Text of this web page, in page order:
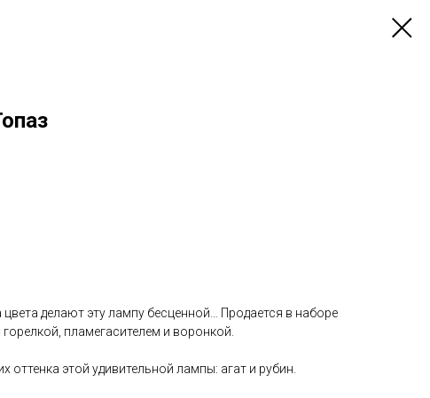
делают эту лампу бесценной… Продается в наборе
пламегасителем и воронкой.
оттенка этой удивительной лампы: агат и рубин.